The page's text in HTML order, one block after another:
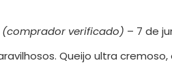
(comprador verificado) – 7 de
Queijo ultra